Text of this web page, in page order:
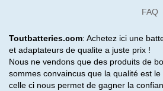
FAQ
Toutbatteries.com: Achetez ici une
et adaptateurs de qualite a juste prix !
Nous ne vendons que des produits de
sommes convaincus que la qualité est
celle ci nous permet de gagner la